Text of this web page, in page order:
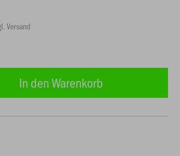
Versand
In den Warenkorb